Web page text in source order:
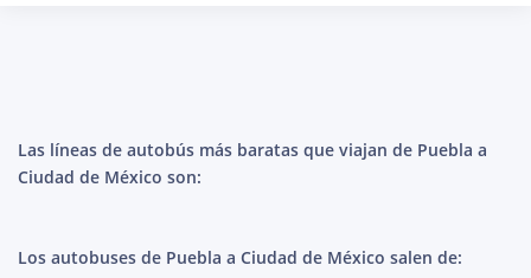
Las líneas de autobús más baratas que viajan de Puebla a
Ciudad de México son:
Los autobuses de Puebla a Ciudad de México salen de: